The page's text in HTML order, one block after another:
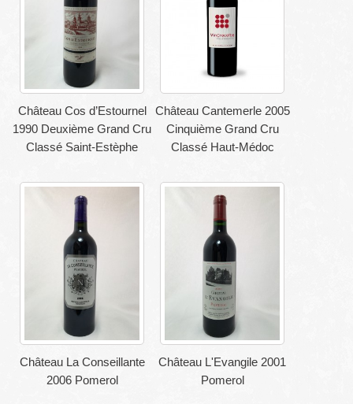
Château Cos d’Estournel
1990 Deuxième Grand Cru
Classé Saint-Estèphe
Château Cantemerle 2005
Cinquième Grand Cru
Classé Haut-Médoc
Château La Conseillante
2006 Pomerol
Château L'Evangile 2001
Pomerol